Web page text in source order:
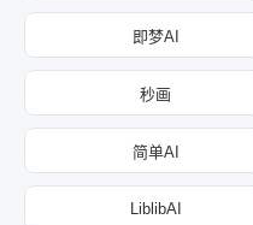
即梦AI
秒画
简单AI
LiblibAI